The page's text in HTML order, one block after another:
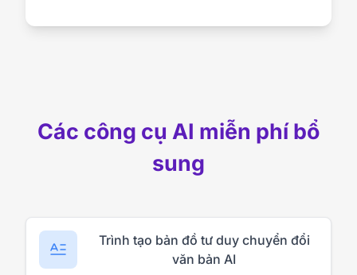
Các công cụ AI miễn phí bổ
sung
Trình tạo bản đồ tư duy chuyển đổi
văn bản AI